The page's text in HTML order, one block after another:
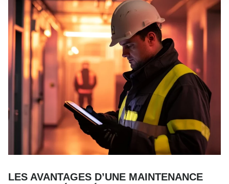
LES AVANTAGES D’UNE MAINTENANCE